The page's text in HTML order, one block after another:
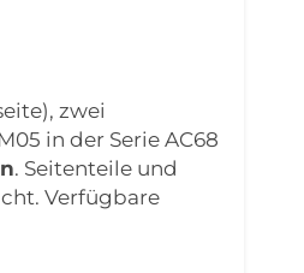
zwei
in der Serie AC68
. Seitenteile und
Verfügbare